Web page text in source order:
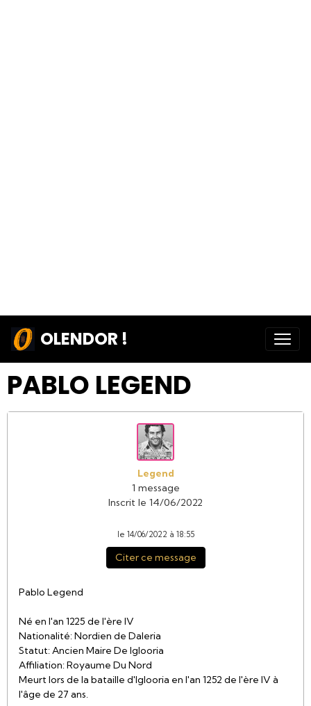
OLENDOR !
PABLO LEGEND
Legend
1 message
Inscrit le 14/06/2022
le 14/06/2022 à 18:55
Citer ce message
Pablo Legend
Né en l'an 1225 de l'ère IV
Nationalité: Nordien de Daleria
Statut: Ancien Maire De Iglooria
Affiliation: Royaume Du Nord
Meurt lors de la bataille d'Iglooria en l'an 1252 de l'ère IV à
l'âge de 27 ans.